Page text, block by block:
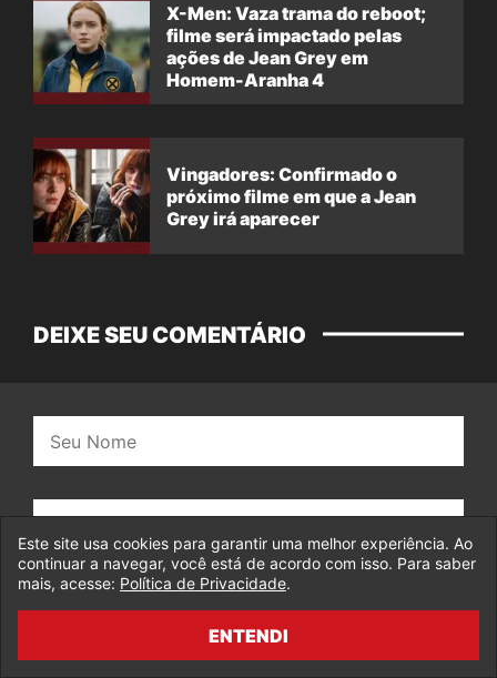
X-Men: Vaza trama do reboot;
filme será impactado pelas
ações de Jean Grey em
Homem-Aranha 4
Vingadores: Confirmado o
próximo filme em que a Jean
Grey irá aparecer
DEIXE SEU COMENTÁRIO
mail:
Salvar dados neste navegador para a próxima
vez que eu for comentar.
Este site usa cookies para garantir uma melhor experiência. Ao
continuar a navegar, você está de acordo com isso. Para saber
mais, acesse: Política de Privacidade.
ENTENDI